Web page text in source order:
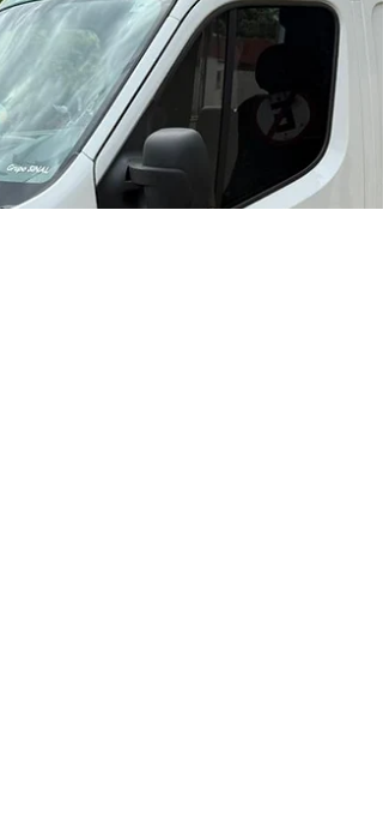
capacidade de atendimento e contribui
para zerar a fila de espera por exames de
imagem. O equipamento foi adquirido em
dezembro de 2020, por meio de emenda
parlamentar da senadora, mas
permaneceu armazenado até a conclus